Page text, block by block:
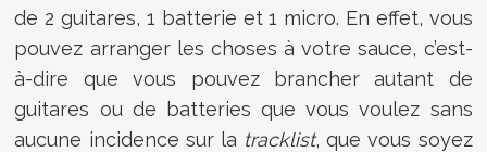
de 2 guitares, 1 batterie et 1 micro. En effet, vous
pouvez arranger les choses à votre sauce, c’est-
à-dire que vous pouvez brancher autant de
guitares ou de batteries que vous voulez sans
aucune incidence sur la tracklist, que vous soyez